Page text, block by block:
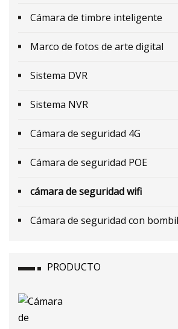
Cámara de timbre inteligente
Marco de fotos de arte digital
Sistema DVR
Sistema NVR
Cámara de seguridad 4G
Cámara de seguridad POE
cámara de seguridad wifi
Cámara de seguridad con
PRODUCTO